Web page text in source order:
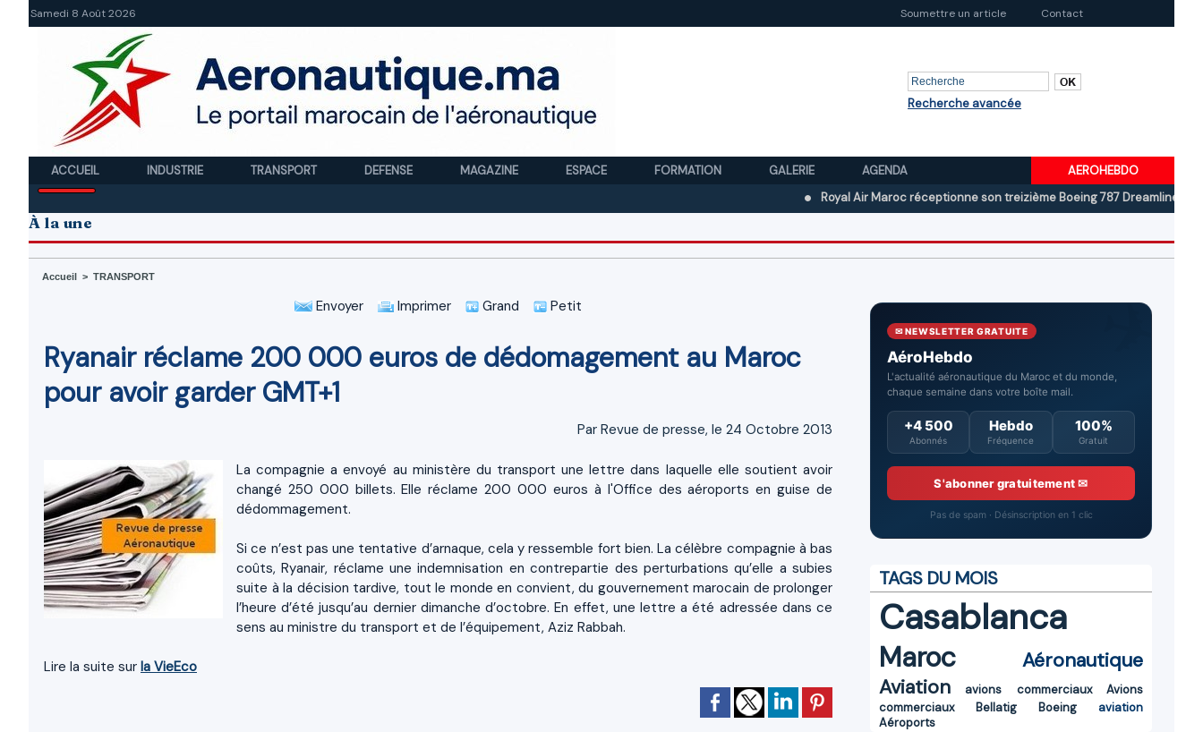
Samedi 8 Août 2026 Soumettre un article Contact
Recherche avancée
ACCUEIL INDUSTRIE TRANSPORT DEFENSE MAGAZINE ESPACE FORMATION GALERIE AGENDA
AEROHEBDO
Royal Air Maroc réceptionne son treizième Boeing 787 Dreamliner
Boeing
À la une
Accueil > TRANSPORT
Envoyer Imprimer Grand Petit
Ryanair réclame 200 000 euros de dédomagement au Maroc
pour avoir garder GMT+1
Par Revue de presse, le 24 Octobre 2013
La compagnie a envoyé au ministère du transport une lettre dans laquelle elle soutient avoir
changé 250 000 billets. Elle réclame 200 000 euros à l'Office des aéroports en guise de
dédommagement.
Si ce n’est pas une tentative d’arnaque, cela y ressemble fort bien. La célèbre compagnie à bas
coûts, Ryanair, réclame une indemnisation en contrepartie des perturbations qu’elle a subies
suite à la décision tardive, tout le monde en convient, du gouvernement marocain de prolonger
l’heure d’été jusqu’au dernier dimanche d’octobre. En effet, une lettre a été adressée dans ce
sens au ministre du transport et de l’équipement, Aziz Rabbah.
Lire la suite sur la VieEco
✉ NEWSLETTER GRATUITE
AéroHebdo
L'actualité aéronautique du Maroc et du monde,
chaque semaine dans votre boîte mail.
+4 500
Abonnés
Hebdo
Fréquence
100%
Gratuit
S'abonner gratuitement ✉
Pas de spam · Désinscription en 1 clic
TAGS DU MOIS
Casablanca
Maroc
Aéronautique
Aviation
avions commerciaux
Avions
commerciaux
Bellatig Boeing
aviation
Aéroports